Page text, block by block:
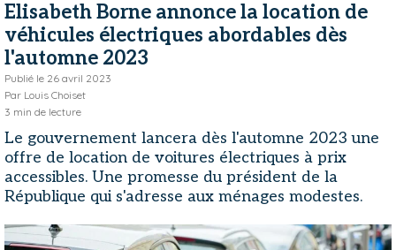
Elisabeth Borne annonce la location de
véhicules électriques abordables dès
l'automne 2023
Publié le 26 avril 2023
Par Louis Choiset
3 min de lecture
Le gouvernement lancera dès l'automne 2023 une
offre de location de voitures électriques à prix
accessibles. Une promesse du président de la
République qui s'adresse aux ménages modestes.